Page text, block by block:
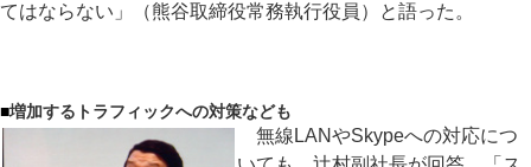
てはならない」（熊谷取締役常務執行役員）と語った。
■増加するトラフィックへの対策なども
無線LANやSkypeへの対応につ